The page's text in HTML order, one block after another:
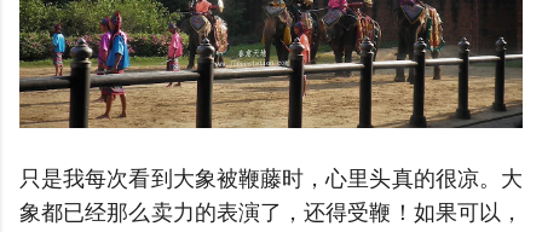
只是我每次看到大象被鞭藤时，心里头真的很凉。大
象都已经那么卖力的表演了，还得受鞭！如果可以，